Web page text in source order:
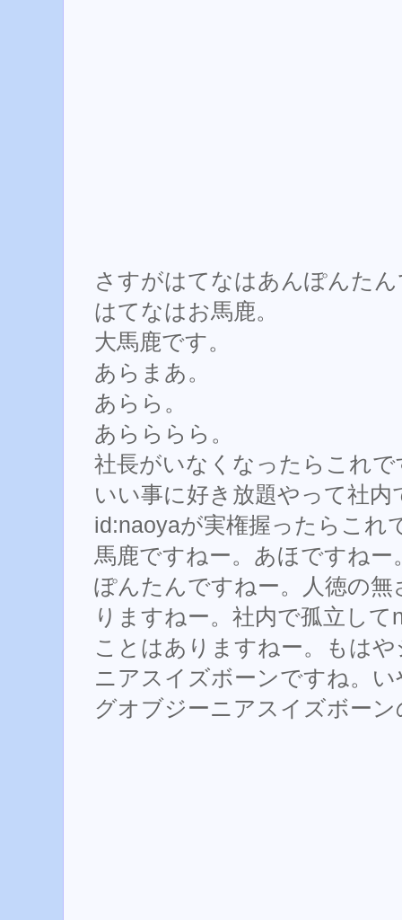
さすがはてなはあんぽんた
はてなはお馬鹿。
大馬鹿です。
あらまあ。
あらら。
あらららら。
社長がいなくなったらこれ
いい事に好き放題やって社
id:naoyaが実権握ったらこれ
馬鹿ですねー。あほですね
ぽんたんですねー。人徳の
りますねー。社内で孤立し
ことはありますねー。もは
ニアスイズボーンですね。
グオブジーニアスイズボー